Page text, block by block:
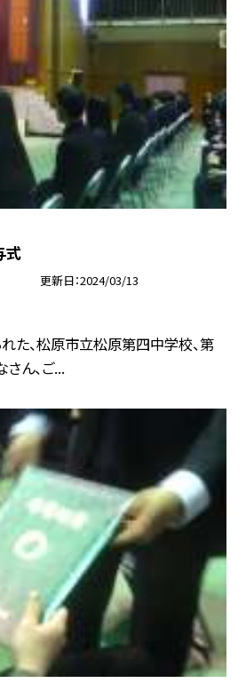
式
更新日 2024/03/13
た、松原市立松原第四中学校、第
ん、ご...